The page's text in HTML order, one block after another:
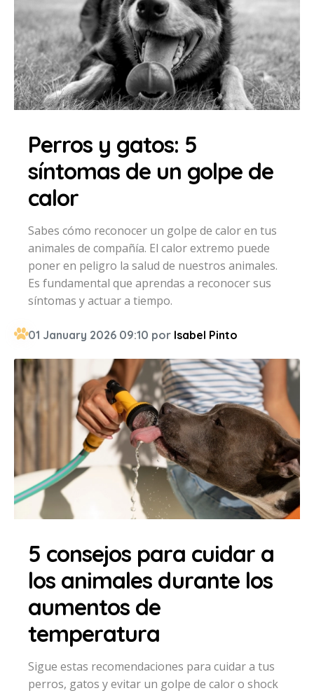
Perros y gatos: 5
síntomas de un golpe de
calor
Sabes cómo reconocer un golpe de calor en tus
animales de compañía. El calor extremo puede
poner en peligro la salud de nuestros animales.
Es fundamental que aprendas a reconocer sus
síntomas y actuar a tiempo.
01 January 2026 09:10 por Isabel Pinto
5 consejos para cuidar a
los animales durante los
aumentos de
temperatura
Sigue estas recomendaciones para cuidar a tus
perros, gatos y evitar un golpe de calor o shock